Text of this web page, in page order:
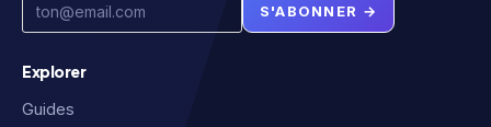
S'ABONNER →
Explorer
Guides